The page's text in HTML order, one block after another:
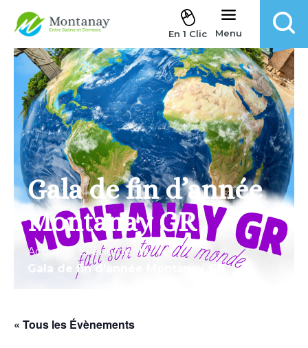
Aller au contenu
En 1 Clic Menu
Gala de fin d’année
Montanay GR
Accueil Évènements .
Gala de fin d’année Montanay GR
« Tous les Évènements